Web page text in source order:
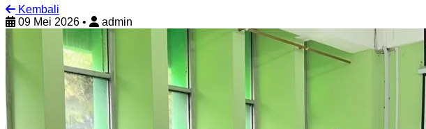
Kembali
09 Mei 2026 • admin